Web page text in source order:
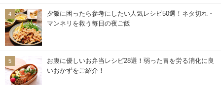
夕飯に困ったら参考にしたい人気レシピ50選！ネタ切れ・
マンネリを救う毎日の夜ご飯
お腹に優しいお弁当レシピ28選！弱った胃を労る消化に良
いおかずをご紹介！